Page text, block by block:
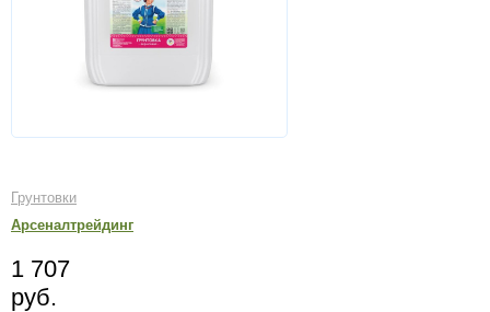
Грунтовки
Арсеналтрейдинг
1 707
руб.